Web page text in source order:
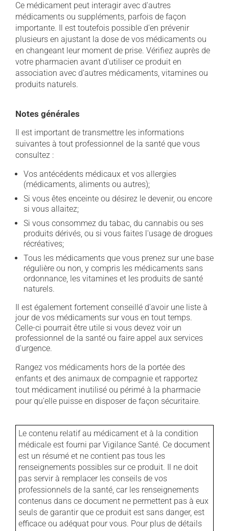
Ce médicament peut interagir avec d'autres
médicaments ou suppléments, parfois de façon
importante. Il est toutefois possible d'en prévenir
plusieurs en ajustant la dose de vos médicaments ou
en changeant leur moment de prise. Vérifiez auprès de
votre pharmacien avant d'utiliser ce produit en
association avec d'autres médicaments, vitamines ou
produits naturels.
Notes générales
Il est important de transmettre les informations
suivantes à tout professionnel de la santé que vous
consultez :
Vos antécédents médicaux et vos allergies
(médicaments, aliments ou autres);
Si vous êtes enceinte ou désirez le devenir, ou encore
si vous allaitez;
Si vous consommez du tabac, du cannabis ou ses
produits dérivés, ou si vous faites l'usage de drogues
récréatives;
Tous les médicaments que vous prenez sur une base
régulière ou non, y compris les médicaments sans
ordonnance, les vitamines et les produits de santé
naturels.
Il est également fortement conseillé d'avoir une liste à
jour de vos médicaments sur vous en tout temps.
Celle-ci pourrait être utile si vous devez voir un
professionnel de la santé ou faire appel aux services
d'urgence.
Rangez vos médicaments hors de la portée des
enfants et des animaux de compagnie et rapportez
tout médicament inutilisé ou périmé à la pharmacie
pour qu'elle puisse en disposer de façon sécuritaire.
Le contenu relatif au médicament et à la condition
médicale est fourni par Vigilance Santé. Ce document
est un résumé et ne contient pas tous les
renseignements possibles sur ce produit. Il ne doit
pas servir à remplacer les conseils de vos
professionnels de la santé, car les renseignements
contenus dans ce document ne permettent pas à eux
seuls de garantir que ce produit est sans danger, est
efficace ou adéquat pour vous. Pour plus de détails